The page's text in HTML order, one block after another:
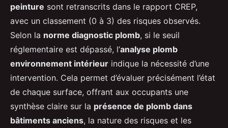
peinture sont retranscrits dans le rapport CREP,
avec un classement (0 à 3) des risques observés.
Selon la norme diagnostic plomb, si le seuil
réglementaire est dépassé, l’analyse plomb
environnement intérieur indique la nécessité d’une
intervention. Cela permet d’évaluer précisément l’état
de chaque surface, offrant aux occupants une
synthèse claire sur la présence de plomb dans
bâtiments anciens, la nature des risques et les